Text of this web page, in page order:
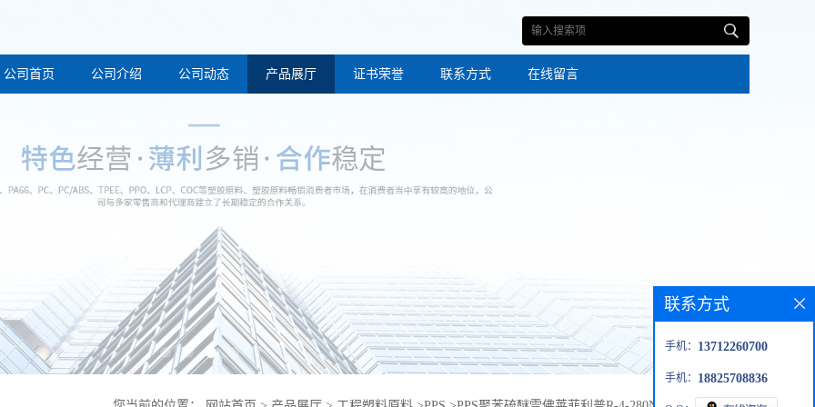
公司首页 公司介绍 公司动态 产品展厅 证书荣誉 联系方式 在线留言
联系方式
手机： 13712260700
手机： 18825708836